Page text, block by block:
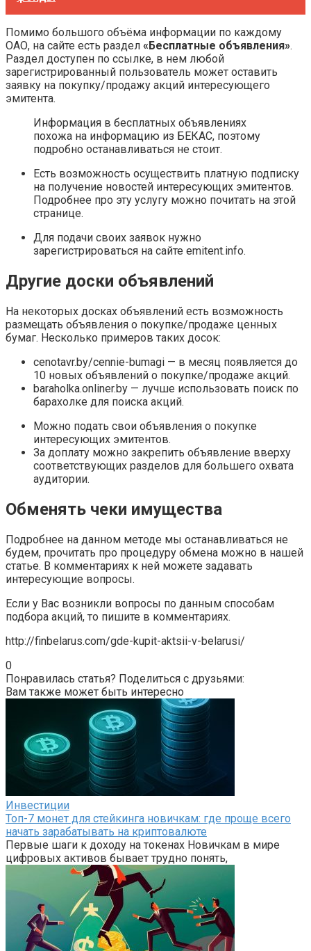
Помимо большого объёма информации по каждому
ОАО, на сайте есть раздел «Бесплатные объявления».
Раздел доступен по ссылке, в нем любой
зарегистрированный пользователь может оставить
заявку на покупку/продажу акций интересующего
эмитента.
Информация в бесплатных объявлениях
похожа на информацию из БЕКАС, поэтому
подробно останавливаться не стоит.
Есть возможность осуществить платную подписку
на получение новостей интересующих эмитентов.
Подробнее про эту услугу можно почитать на этой
странице.
Для подачи своих заявок нужно
зарегистрироваться на сайте emitent.info.
Другие доски объявлений
На некоторых досках объявлений есть возможность
размещать объявления о покупке/продаже ценных
бумаг. Несколько примеров таких досок:
cenotavr.by/cennie-bumagi — в месяц появляется до
10 новых объявлений о покупке/продаже акций.
baraholka.onliner.by — лучше использовать поиск по
барахолке для поиска акций.
Можно подать свои объявления о покупке
интересующих эмитентов.
За доплату можно закрепить объявление вверху
соответствующих разделов для большего охвата
аудитории.
Обменять чеки имущества
Подробнее на данном методе мы останавливаться не
будем, прочитать про процедуру обмена можно в нашей
статье. В комментариях к ней можете задавать
интересующие вопросы.
Если у Вас возникли вопросы по данным способам
подбора акций, то пишите в комментариях.
http://finbelarus.com/gde-kupit-aktsii-v-belarusi/
0
Понравилась статья? Поделиться с друзьями:
Вам также может быть интересно
Инвестиции
Топ-7 монет для стейкинга новичкам: где проще всего
начать зарабатывать на криптовалюте
Первые шаги к доходу на токенах Новичкам в мире
цифровых активов бывает трудно понять,